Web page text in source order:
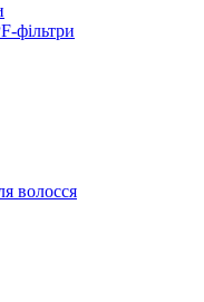
фільтри
волосся